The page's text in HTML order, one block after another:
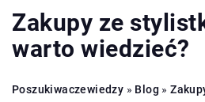
Zakupy ze
warto wiedzieć?
Poszukiwaczewiedzy » Blog »